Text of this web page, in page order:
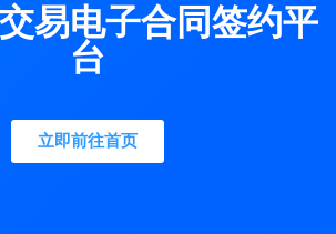
易电子合同签约平
台
立即前往首页